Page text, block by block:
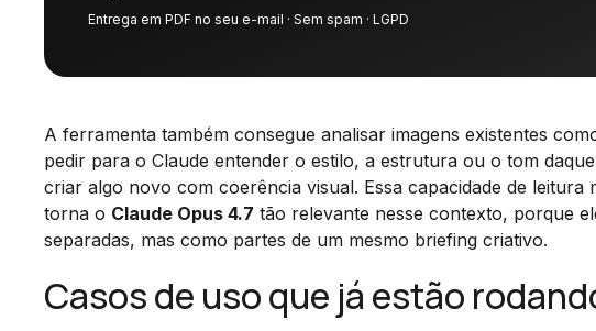
Entrega em PDF no seu e-mail · Sem spam · LGPD
A ferramenta também consegue analisar imagens existentes
pedir para o Claude entender o estilo, a estrutura ou o tom
criar algo novo com coerência visual. Essa capacidade de
torna o Claude Opus 4.7 tão relevante nesse contexto, porque
separadas, mas como partes de um mesmo briefing criativo.
Casos de uso que já estão